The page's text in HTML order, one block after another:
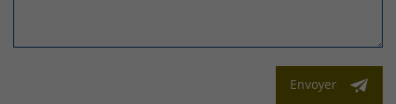
Envoyer